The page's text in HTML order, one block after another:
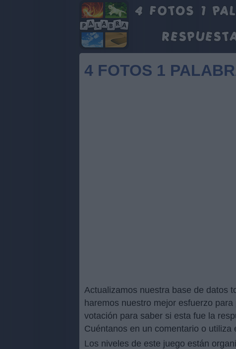
4 FOTOS 1
Actualizamos nuestra base de datos
haremos nuestro mejor esfuerzo
votación para saber si esta fue la
Cuéntanos en un comentario o utiliza
Los niveles de este juego están